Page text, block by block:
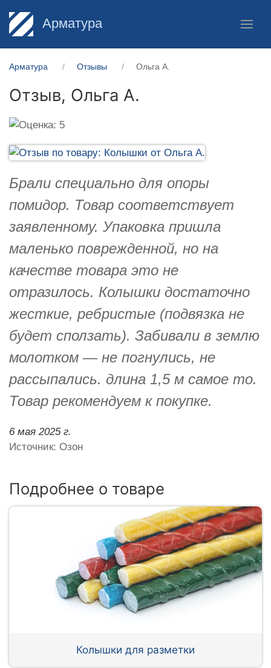
Арматура
Арматура Отзывы Ольга А.
Отзыв, Ольга А.
Брали специально для опоры
помидор. Товар соответствует
заявленному. Упаковка пришла
маленько поврежденной, но на
качестве товара это не
отразилось. Колышки достаточно
жесткие, ребристые (подвязка не
будет сползать). Забивали в землю
молотком — не погнулись, не
рассыпались. длина 1,5 м самое то.
Товар рекомендуем к покупке.
6 мая 2025 г.
Источник: Озон
Подробнее о товаре
Колышки для разметки